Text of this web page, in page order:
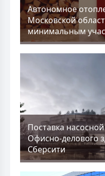
Aвтономное
Московской
минимальным
Поставка
Офисно-делового
Сберсити